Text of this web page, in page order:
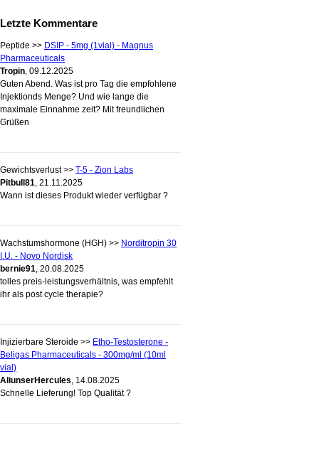
Letzte Kommentare
Peptide >> DSIP - 5mg (1vial) - Magnus
Pharmaceuticals
Tropin, 09.12.2025
Guten Abend. Was ist pro Tag die empfohlene
Injektionds Menge? Und wie lange die
maximale Einnahme zeit? Mit freundlichen
Grüßen
Gewichtsverlust >> T-5 - Zion Labs
Pitbull81, 21.11.2025
Wann ist dieses Produkt wieder verfügbar ?
Wachstumshormone (HGH) >> Norditropin 30
I.U. - Novo Nordisk
bernie91, 20.08.2025
tolles preis-leistungsverhältnis, was empfehlt
ihr als post cycle therapie?
Injizierbare Steroide >> Etho-Testosterone -
Beligas Pharmaceuticals - 300mg/ml (10ml
vial)
AliunserHercules, 14.08.2025
Schnelle Lieferung! Top Qualität ?